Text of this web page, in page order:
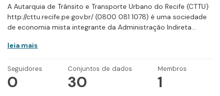
A Autarquia de Trânsito e Transporte Urbano do Recife (CTTU)
http://cttu.recife.pe.gov.br/ (0800 081 1078) é uma sociedade
de economia mista integrante da Administração Indireta...
leia mais
Seguidores
0
Conjuntos de dados
30
Membros
1